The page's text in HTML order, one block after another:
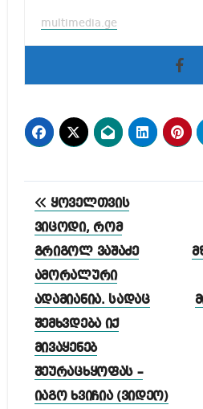
multimedia.ge
პოსტის
ნავიგაცია
ყოველთვის
ვიცოდი, რომ
გრიგოლ ვაშაძე
ამორალური
ადამიანია. სადაც
შემხვდება იქ
მივაყენებ
შეურაცხყოფას –
იაგო ხვიჩია (ვიდეო)